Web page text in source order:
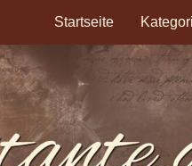
Startseite